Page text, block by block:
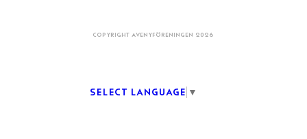
COPYRIGHT AVENYFÖRENINGEN 2026
Select Language ▼